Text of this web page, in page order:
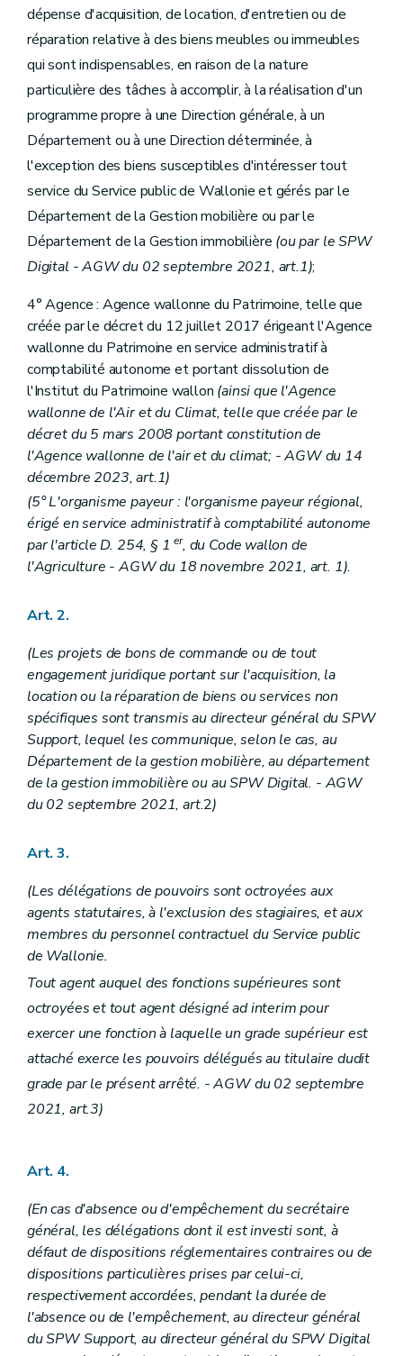
Art. 58
Sous-section 2 Dépenses inhérentes aux activités du Département du Budget et de la Trésorerie
Art. 60
Art. 61
Art. 63
Section 2 Dispositions particulières
Dispositions particulières à la Direction générale
Art. 64
Art. 65
Art. 66
Art. 67
Art. 68
Sous-section 2
Dispositions particulières au Département du Budget et de la Trésorerie
Art. 69
Art. 71
Art. 72
Art. 73
Art. 74
Art. 74/1
Chapitre IV Dispositions relatives au Service public de Wallonie Mobilité et Infrastructures
Section 1 re Délégations budgétaires
Art. 75
Art. 76
Art. 77
Art. 78
Art. 79
Art. 80
Art. 81
Section 2 Dispositions particulières
Art. 82
Art. 87
Art. 88
Art. 89
Art. 90
Art. 91
Chapitre V Dispositions relatives au Service public de Wallonie Agriculture, Ressources naturelles, Environnement
Section 1 re Délégations budgétaires
Sous-section 1 Dépenses inhérentes aux activités de la Direction générale
Art. 92
Art. 93
Art. 98
Sous-section 2 Dépenses inhérentes aux activités du Département de la Nature et des Forêts
Art. 99
Art. 100
Sous-section 3
Art. 101
Sous-section 4 Dépenses inhérentes aux activités du Département de la Police et des Contrôles
Art. 102
Art. 103
Dispositions particulières
Sous-section 1 Département du Développement, de la Ruralité et des Cours d'eau et du Bien-être animal
Art. 104
Art. 105
Art. 106
Art. 110
Sous-section 2 Département de l'Agriculture
Art. 111
Sous-section 3 Département de la Nature et des Forêts
Art. 112
Art. 113
Sous-section 4 Département du Sol et des Déchets
Art. 114
Sous-section 5 Département de l'Environnement et de l'Eau
dépense d'acquisition, de location, d'entretien ou de
réparation relative à des biens meubles ou immeubles
qui sont indispensables, en raison de la nature
particulière des tâches à accomplir, à la réalisation d'un
programme propre à une Direction générale, à un
Département ou à une Direction déterminée, à
l'exception des biens susceptibles d'intéresser tout
service du Service public de Wallonie et gérés par le
Département de la Gestion mobilière ou par le
Département de la Gestion immobilière (ou par le SPW
Digital - AGW du 02 septembre 2021, art.1);
4° Agence : Agence wallonne du Patrimoine, telle que
créée par le décret du 12 juillet 2017 érigeant l'Agence
wallonne du Patrimoine en service administratif à
comptabilité autonome et portant dissolution de
l'Institut du Patrimoine wallon (ainsi que l'Agence
wallonne de l'Air et du Climat, telle que créée par le
décret du 5 mars 2008 portant constitution de
l'Agence wallonne de l'air et du climat; - AGW du 14
décembre 2023, art.1)
(5° L'organisme payeur : l'organisme payeur régional,
érigé en service administratif à comptabilité autonome
par l'article D. 254, § 1er, du Code wallon de
l'Agriculture - AGW du 18 novembre 2021, art. 1).
Art. 2.
(Les projets de bons de commande ou de tout
engagement juridique portant sur l'acquisition, la
location ou la réparation de biens ou services non
spécifiques sont transmis au directeur général du SPW
Support, lequel les communique, selon le cas, au
Département de la gestion mobilière, au département
de la gestion immobilière ou au SPW Digital. - AGW
du 02 septembre 2021, art.2)
Art. 3.
(Les délégations de pouvoirs sont octroyées aux
agents statutaires, à l'exclusion des stagiaires, et aux
membres du personnel contractuel du Service public
de Wallonie.
Tout agent auquel des fonctions supérieures sont
octroyées et tout agent désigné ad interim pour
exercer une fonction à laquelle un grade supérieur est
attaché exerce les pouvoirs délégués au titulaire dudit
grade par le présent arrêté. - AGW du 02 septembre
2021, art.3)
Art. 4.
(En cas d'absence ou d'empêchement du secrétaire
général, les délégations dont il est investi sont, à
défaut de dispositions réglementaires contraires ou de
dispositions particulières prises par celui-ci,
respectivement accordées, pendant la durée de
l'absence ou de l'empêchement, au directeur général
du SPW Support, au directeur général du SPW Digital